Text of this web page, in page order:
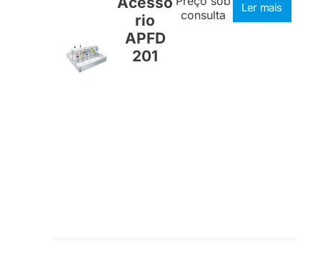
rio
APFD
201
consulta
Ler mais